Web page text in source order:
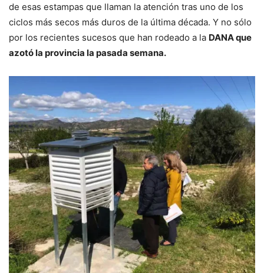
de esas estampas que llaman la atención tras uno de los
ciclos más secos más duros de la última década. Y no sólo
por los recientes sucesos que han rodeado a la DANA que
azotó la provincia la pasada semana.